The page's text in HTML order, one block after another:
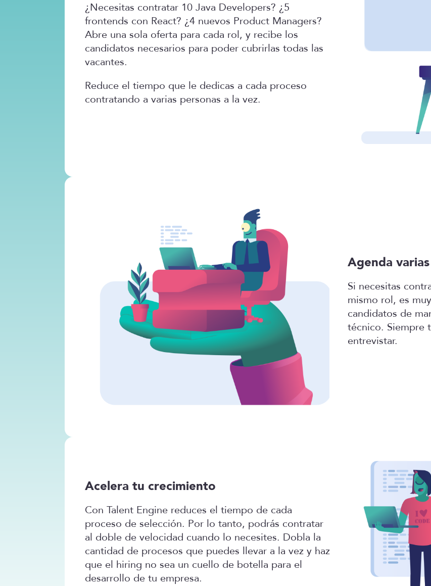
¿Necesitas contratar 10 Java Developers? ¿5
frontends con React? ¿4 nuevos Product Managers?
Abre una sola oferta para cada rol, y recibe los
candidatos necesarios para poder cubrirlas todas las
vacantes.
Reduce el tiempo que le dedicas a cada proceso
contratando a varias personas a la vez.
Agenda
Si necesitas
mismo rol, es
candidatos de
técnico. Siempre
entrevistar.
Acelera tu crecimiento
Con Talent Engine reduces el tiempo de cada
proceso de selección. Por lo tanto, podrás contratar
al doble de velocidad cuando lo necesites. Dobla la
cantidad de procesos que puedes llevar a la vez y haz
que el hiring no sea un cuello de botella para el
desarrollo de tu empresa.